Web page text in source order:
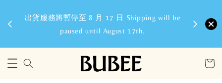
出貨服務將暫停至 8 月 17 日 Shipping will be
paused until August 17th.